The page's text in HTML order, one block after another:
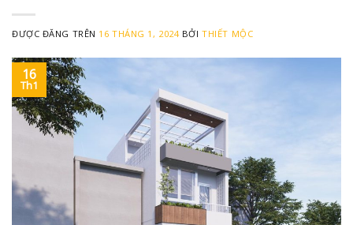
ĐƯỢC ĐĂNG TRÊN 16 THÁNG 1, 2024BỞITHIẾT MỘC
16
Th1